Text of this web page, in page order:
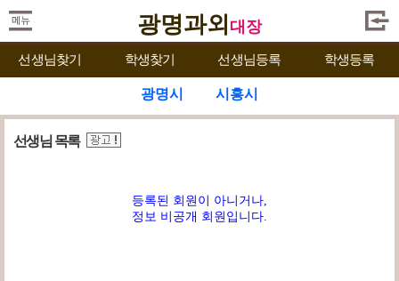
광명과외 대장
선생님찾기 학생찾기 선생님등록 학생등록
광명시 시흥시
선생님 목록
등록된 회원이 아니거나,
정보 비공개 회원입니다.